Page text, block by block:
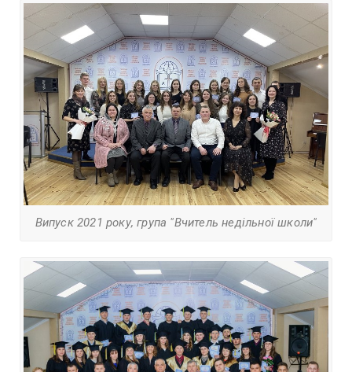
Випуск 2021 року, група "Вчитель недільної школи"